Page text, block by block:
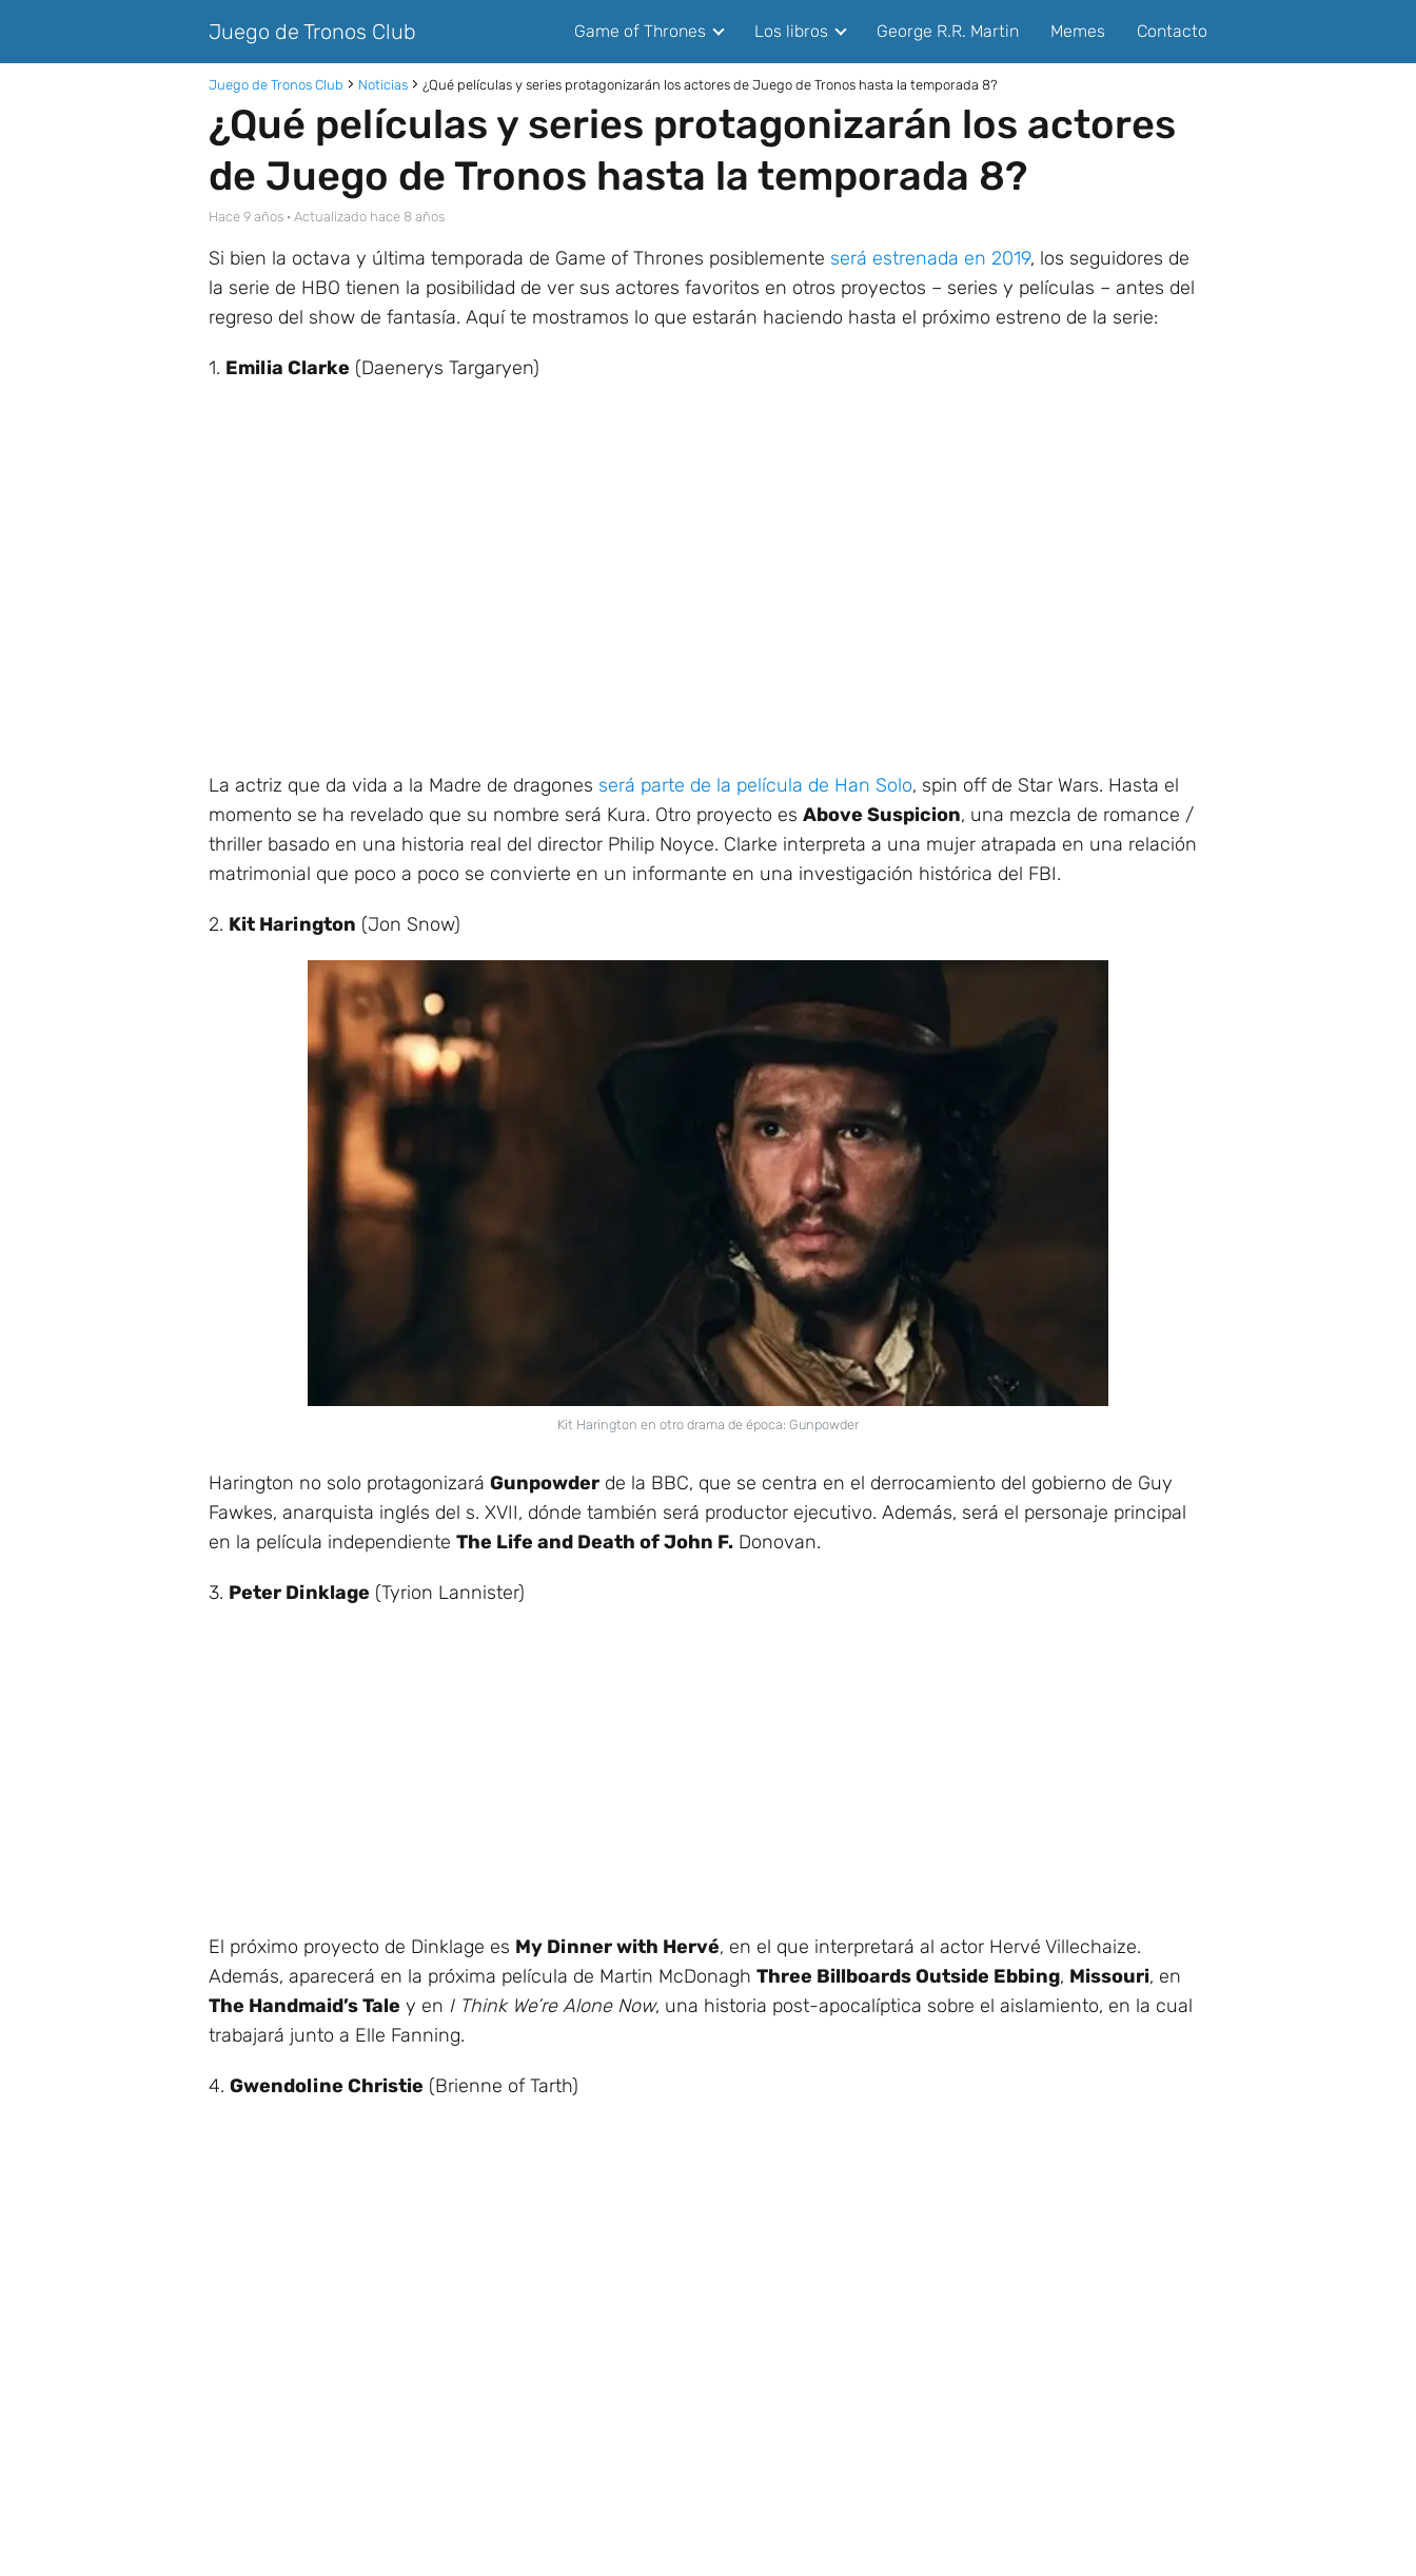
Juego de Tronos Club Game of Thrones Los libros George R.R. Martin Memes Contacto
Juego de Tronos Club Noticias ¿Qué películas y series protagonizarán los actores de Juego de Tronos hasta la temporada 8?
¿Qué películas y series protagonizarán los actores
de Juego de Tronos hasta la temporada 8?
hace 9 años · Actualizado hace 8 años
Si bien la octava y última temporada de Game of Thrones posiblemente será estrenada en 2019, los seguidores de
la serie de HBO tienen la posibilidad de ver sus actores favoritos en otros proyectos – series y películas – antes del
regreso del show de fantasía. Aquí te mostramos lo que estarán haciendo hasta el próximo estreno de la serie:
1. Emilia Clarke (Daenerys Targaryen)
La actriz que da vida a la Madre de dragones será parte de la película de Han Solo, spin off de Star Wars. Hasta el
momento se ha revelado que su nombre será Kura. Otro proyecto es Above Suspicion, una mezcla de romance /
thriller basado en una historia real del director Philip Noyce. Clarke interpreta a una mujer atrapada en una relación
matrimonial que poco a poco se convierte en un informante en una investigación histórica del FBI.
2. Kit Harington (Jon Snow)
Kit Harington en otro drama de época: Gunpowder
Harington no solo protagonizará Gunpowder de la BBC, que se centra en el derrocamiento del gobierno de Guy
Fawkes, anarquista inglés del s. XVII, dónde también será productor ejecutivo. Además, será el personaje principal
en la película independiente The Life and Death of John F. Donovan.
3. Peter Dinklage (Tyrion Lannister)
El próximo proyecto de Dinklage es My Dinner with Hervé, en el que interpretará al actor Hervé Villechaize.
Además, aparecerá en la próxima película de Martin McDonagh Three Billboards Outside Ebbing, Missouri, en
The Handmaid’s Tale y en I Think We’re Alone Now, una historia post-apocalíptica sobre el aislamiento, en la cual
trabajará junto a Elle Fanning.
4. Gwendoline Christie (Brienne of Tarth)